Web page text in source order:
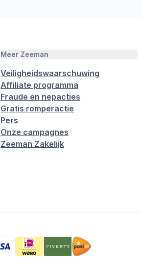
Meer Zeeman
Veiligheidswaarschuwing
Affiliate programma
Fraude en nepacties
Gratis romperactie
Pers
Onze campagnes
Zeeman Zakelijk